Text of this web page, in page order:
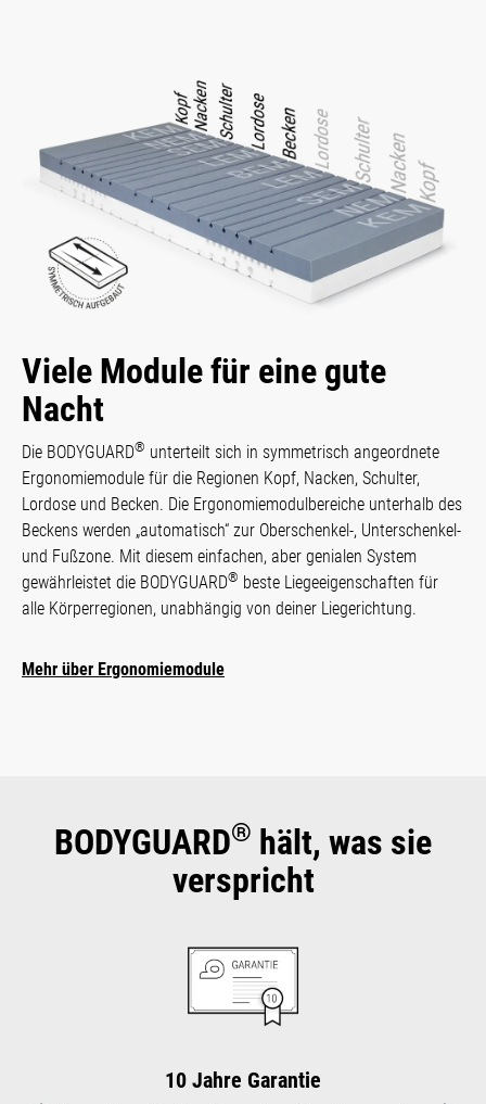
Viele Module für eine gute
Nacht
Die BODYGUARD® unterteilt sich in sym­metrisch angeordnete
Ergo­nomie­module für die Regio­nen Kopf, Nacken, Schulter,
Lordose und Becken. Die Ergo­nomie­modul­bereiche unterhalb des
Beckens werden „automa­tisch“ zur Ober­schen­kel-, Unter­schenkel-
und Fußzone. Mit diesem ein­fachen, aber genialen Sys­tem
gewähr­leistet die BODYGUARD® beste Liege­eigen­schaf­ten für
alle Kör­per­regionen, unabhängig von deiner Liegerichtung.
Mehr über Ergonomiemodule
BODYGUARD® hält, was sie
verspricht
10 Jahre Garantie